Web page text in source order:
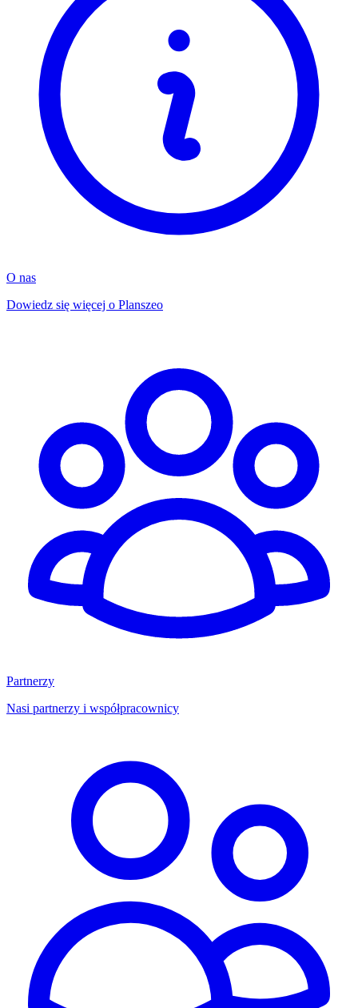
O nas
Dowiedz się więcej o Planszeo
Partnerzy
Nasi partnerzy i współpracownicy